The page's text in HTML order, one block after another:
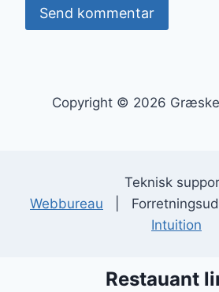
Copyright © 2026
Teknisk
Webbureau |
Intuition
Restauant